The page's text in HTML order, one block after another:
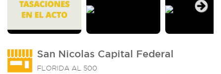
San Nicolas Capital Federal
FLORIDA AL 500